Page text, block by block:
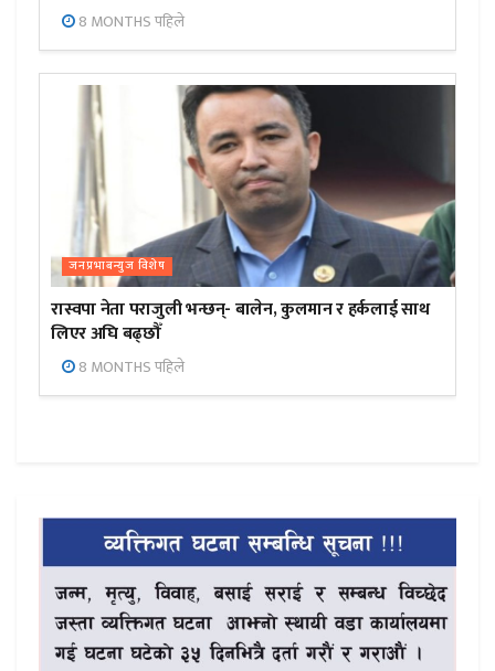
8 MONTHS पहिले
जनप्रभाबन्युज विशेष
रास्वपा नेता पराजुली भन्छन्- बालेन, कुलमान र हर्कलाई साथ
लिएर अघि बढ्छौँ
8 MONTHS पहिले